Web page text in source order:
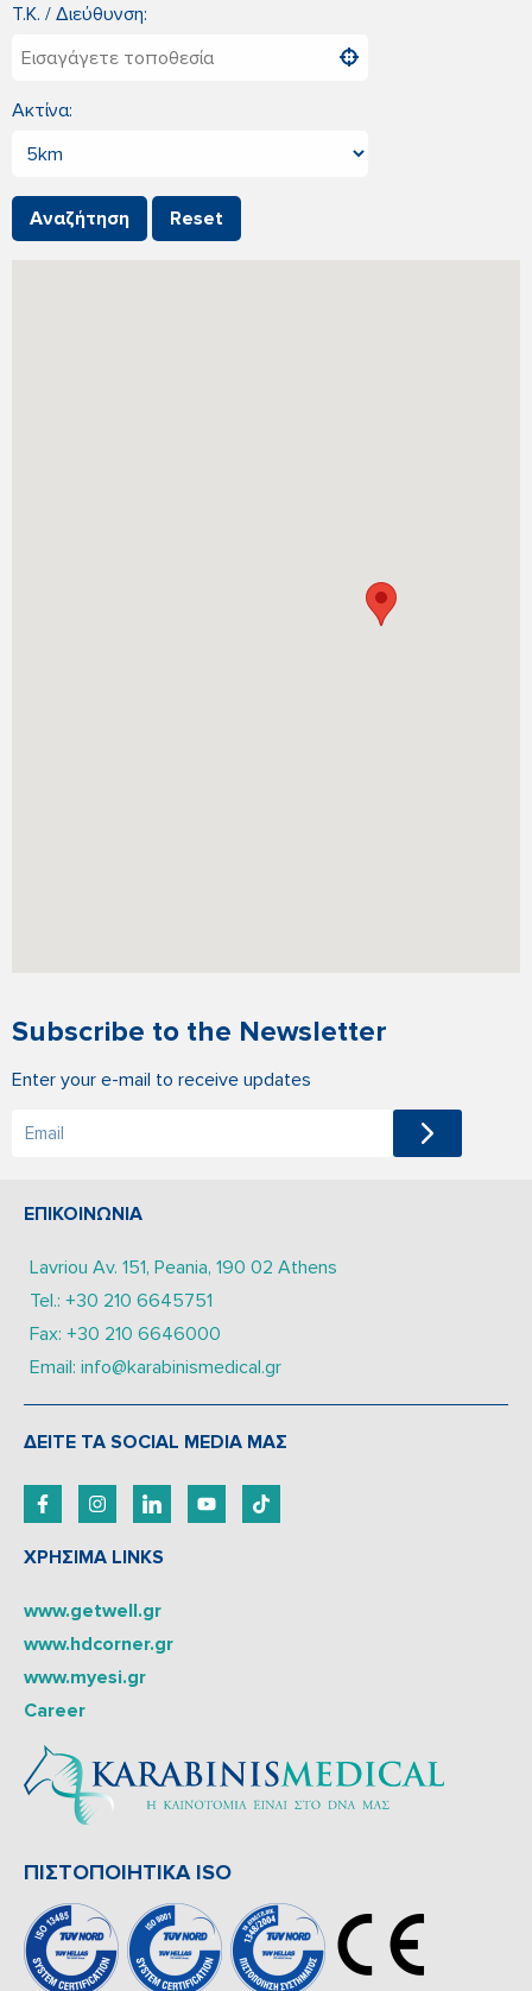
Τ.Κ. / Διεύθυνση:
Ακτίνα:
Subscribe to the Newsletter
Enter your e-mail to receive updates
ΕΠΙΚΟΙΝΩΝΙΑ
Lavriou Av. 151, Peania, 190 02 Athens
Tel.: +30 210 6645751
Fax: +30 210 6646000
Email: info@karabinismedical.gr
ΔEITE TA SOCIAL MEDIA ΜΑΣ
ΧΡΗΣΙΜΑ LINKS
www.getwell.gr
www.hdcorner.gr
www.myesi.gr
Career
ΠΙΣΤΟΠΟΙΗΤΙΚΑ ISO